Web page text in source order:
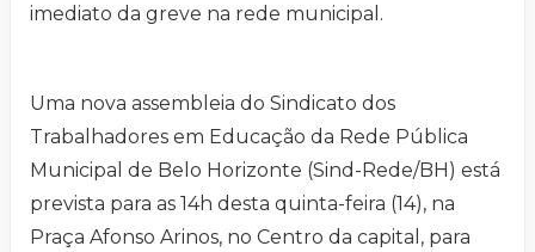
imediato da greve na rede municipal.
Uma nova assembleia do Sindicato dos
Trabalhadores em Educação da Rede Pública
Municipal de Belo Horizonte (Sind-Rede/BH) está
prevista para as 14h desta quinta-feira (14), na
Praça Afonso Arinos, no Centro da capital, para